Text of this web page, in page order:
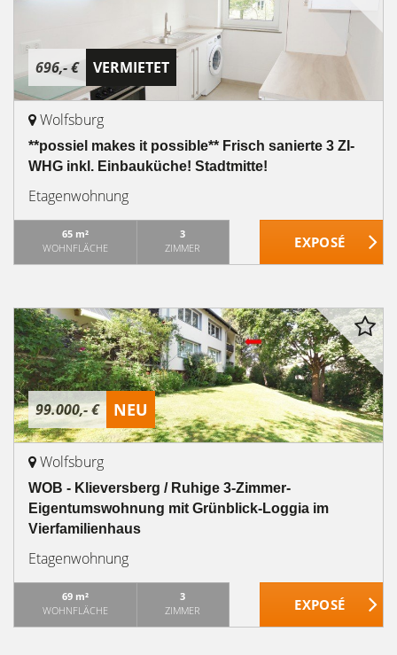
696,- € VERMIETET
Wolfsburg
**possiel makes it possible** Frisch sanierte 3 ZI-
WHG inkl. Einbauküche! Stadtmitte!
Etagenwohnung
65 m²
WOHNFLÄCHE
3
ZIMMER
99.000,- € NEU
Wolfsburg
WOB - Klieversberg / Ruhige 3-Zimmer-
Eigentumswohnung mit Grünblick-Loggia im
Vierfamilienhaus
Etagenwohnung
69 m²
WOHNFLÄCHE
3
ZIMMER